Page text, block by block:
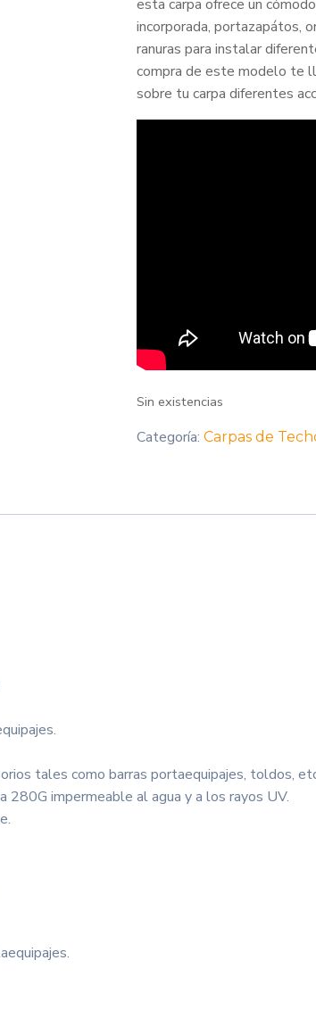
esta carpa ofrece un
incorporada, portazapátos,
ranuras para instalar
compra de este modelo te
sobre tu carpa diferentes
Sin existencias
Categoría: Carpas de
tales como barras portaequipajes, toldos,
impermeable al agua y a los rayos UV.